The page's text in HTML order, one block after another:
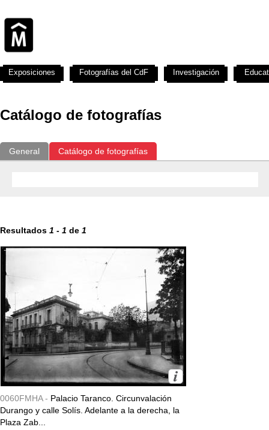
Catálogo de fotografías
General Catálogo de fotografías
Resultados 1 - 1 de 1
0060FMHA - Palacio Taranco. Circunvalación
Durango y calle Solís. Adelante a la derecha, la
Plaza Zab...
Exposiciones Fotografías del CdF Investigación